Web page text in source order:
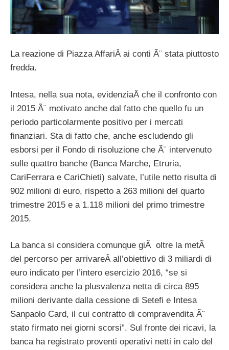
La reazione di Piazza AffariÂ ai conti Ã¨ stata piuttosto
fredda.
Intesa, nella sua nota, evidenziaÂ che il confronto con
il 2015 Ã¨ motivato anche dal fatto che quello fu un
periodo particolarmente positivo per i mercati
finanziari. Sta di fatto che, anche escludendo gli
esborsi per il Fondo di risoluzione che Ã¨ intervenuto
sulle quattro banche (Banca Marche, Etruria,
CariFerrara e CariChieti) salvate, l’utile netto risulta di
902 milioni di euro, rispetto a 263 milioni del quarto
trimestre 2015 e a 1.118 milioni del primo trimestre
2015.
La banca si considera comunque giÃ oltre la metÃ
del percorso per arrivareÂ all’obiettivo di 3 miliardi di
euro indicato per l’intero esercizio 2016, “se si
considera anche la plusvalenza netta di circa 895
milioni derivante dalla cessione di Setefi e Intesa
Sanpaolo Card, il cui contratto di compravendita Ã¨
stato firmato nei giorni scorsi”. Sul fronte dei ricavi, la
banca ha registrato proventi operativi netti in calo del